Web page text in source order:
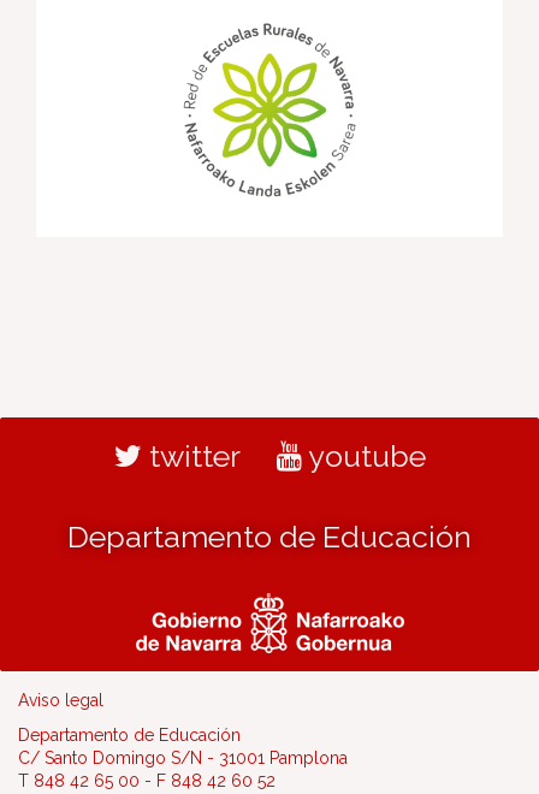
twitter youtube
Departamento de Educación
Aviso legal
Departamento de Educación
C/ Santo Domingo S/N - 31001 Pamplona
T 848 42 65 00 - F 848 42 60 52